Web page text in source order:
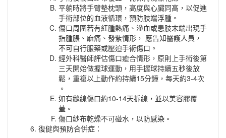
平躺時將手臂墊枕頭，高度與心臟同高，以促進
手術部位的血液循環，預防肢端浮腫。
傷口周圍若有紅腫熱痛、滲血或患肢末端出現手
指腫脹、麻痛、發紫情形， 應告知醫護人員，
不可自行服藥或壓迫手術傷口。
經外科醫師評估傷口癒合情形，原則上手術後第
三天開始做握球運動，用手握球持續五秒後放
鬆，重複以上動作約持續15分鐘，每天約3-4次
。
如有縫線傷口約10-14天拆線，並以美容膠覆
蓋。
傷口紗布乾燥不可碰水，以防感染。
復健與預防合併症：